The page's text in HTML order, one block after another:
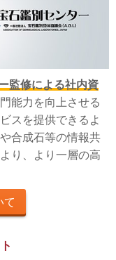
監修による社内資
能力を向上させる
スを提供できるよ
合成石等の情報共
り、より一層の高
て